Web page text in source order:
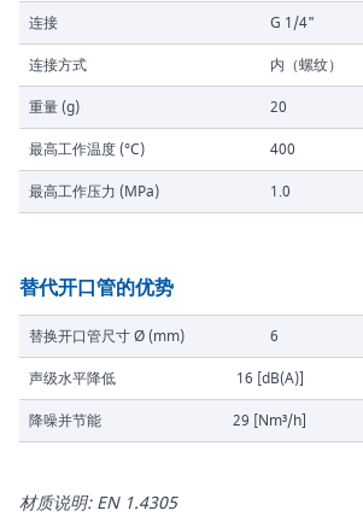
连接
G 1/4"
连接方式
内（螺纹）
重量 (g)
20
最高工作温度 (°C)
400
最高工作压力 (MPa)
1.0
替代开口管的优势
替换开口管尺寸 Ø (mm)
6
声级水平降低
16 [dB(A)]
降噪并节能
29 [Nm³/h]
材质说明: EN 1.4305